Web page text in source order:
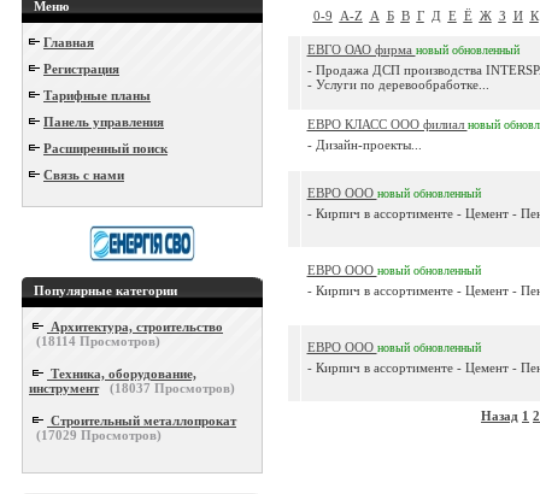
Меню
Главная
Регистрация
Тарифные планы
Панель управления
Расширенный поиск
Связь с нами
Популярные категории
Архитектура, строительство
(18114 Просмотров)
Техника, оборудование,
инструмент
(18037 Просмотров)
Строительный металлопрокат
(17029 Просмотров)
0-9 A-Z А Б В Г Д Е Ё Ж З И К
ЕВГО ОАО фирма новый обновленный
- Продажа ДСП производства
- Услуги по деревообработке...
ЕВРО КЛАСС ООО филиал новый
- Дизайн-проекты...
ЕВРО ООО новый обновленный
- Кирпич в ассортименте - Цемент -
ЕВРО ООО новый обновленный
- Кирпич в ассортименте - Цемент -
ЕВРО ООО новый обновленный
- Кирпич в ассортименте - Цемент -
Назад 1 2